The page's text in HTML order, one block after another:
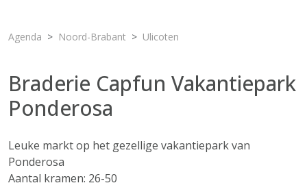
Agenda Noord-Brabant Ulicoten
Braderie Capfun Vakantiepark
Ponderosa
Leuke markt op het gezellige vakantiepark van
Ponderosa
Aantal kramen: 26-50